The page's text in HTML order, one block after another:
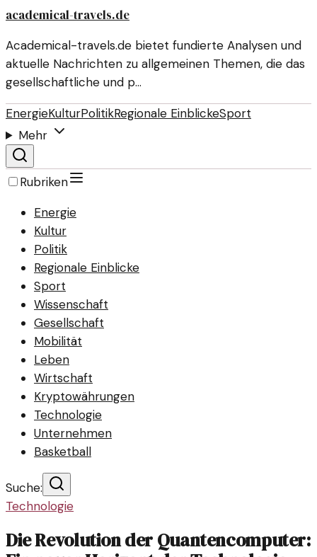
academical-travels.de
Academical-travels.de bietet fundierte Analysen und
aktuelle Nachrichten zu allgemeinen Themen, die das
gesellschaftliche und p…
EnergieKulturPolitikRegionale EinblickeSport
Mehr
Rubriken
Energie
Kultur
Politik
Regionale Einblicke
Sport
Wissenschaft
Gesellschaft
Mobilität
Leben
Wirtschaft
Kryptowährungen
Technologie
Unternehmen
Basketball
Suche:
Technologie
Die Revolution der Quantencomputer: